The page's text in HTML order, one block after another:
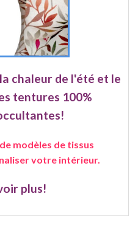
chaleur de l'été et le
tentures 100%
modèles de tissus
votre intérieur.
plus!